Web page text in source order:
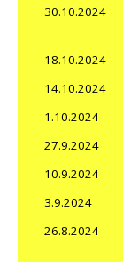
30.10.2024
18.10.2024
14.10.2024
1.10.2024
27.9.2024
10.9.2024
3.9.2024
26.8.2024